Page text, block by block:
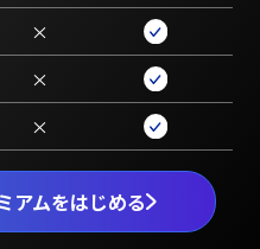
アムをはじめる
×
×
×